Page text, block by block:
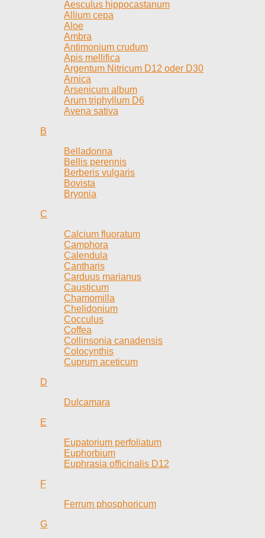
Aesculus hippocastanum
Allium cepa
Aloe
Ambra
Antimonium crudum
Apis mellifica
Argentum Nitricum D12 oder D30
Arnica
Arsenicum album
Arum triphyllum D6
Avena sativa
B
Belladonna
Bellis perennis
Berberis vulgaris
Bovista
Bryonia
C
Calcium fluoratum
Camphora
Calendula
Cantharis
Carduus marianus
Causticum
Chamomilla
Chelidonium
Cocculus
Coffea
Collinsonia canadensis
Colocynthis
Cuprum aceticum
D
Dulcamara
E
Eupatorium perfoliatum
Euphorbium
Euphrasia officinalis D12
F
Ferrum phosphoricum
G